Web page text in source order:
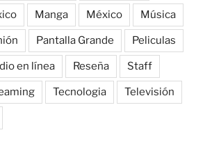
Manga México Música
Pantalla Grande Peliculas
en línea Reseña Staff
Tecnologia Televisión